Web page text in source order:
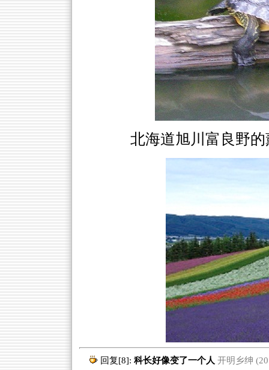
北海道旭川富良野
回复[8]: 科长好像变了一个人 开明乡绅